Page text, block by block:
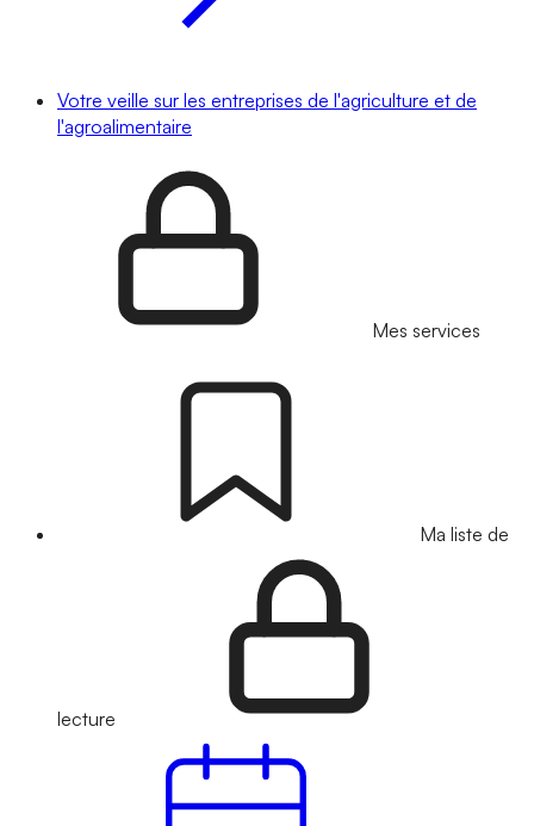
Votre veille sur les entreprises de l'agriculture et de
l'agroalimentaire
Mes services
Ma liste de
lecture